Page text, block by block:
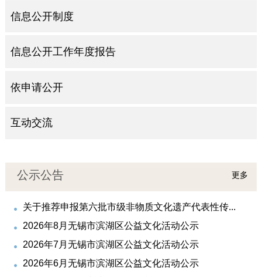
信息公开制度
信息公开工作年度报告
依申请公开
互动交流
公示公告 更多
关于推荐申报第六批市级非物质文化遗产代表性传...
2026年8月无锡市滨湖区公益文化活动公示
2026年7月无锡市滨湖区公益文化活动公示
2026年6月无锡市滨湖区公益文化活动公示